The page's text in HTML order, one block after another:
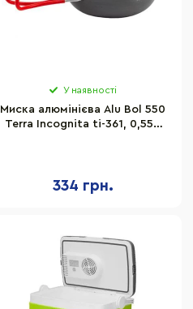
У наявності
Миска алюмінієва Alu Bol 550
Terra Incognita ti-361, 0,550
334 грн.